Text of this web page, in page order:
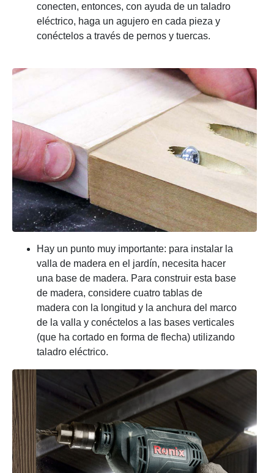
conecten, entonces, con ayuda de un taladro
eléctrico, haga un agujero en cada pieza y
conéctelos a través de pernos y tuercas.
Hay un punto muy importante: para instalar la
valla de madera en el jardín, necesita hacer
una base de madera. Para construir esta base
de madera, considere cuatro tablas de
madera con la longitud y la anchura del marco
de la valla y conéctelos a las bases verticales
(que ha cortado en forma de flecha) utilizando
taladro eléctrico.